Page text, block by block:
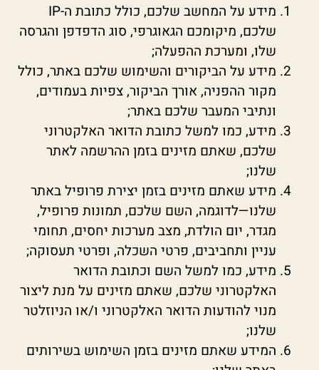
מידע על המחשב שלכם, כולל כתובת ה-IP
שלכם, מיקומכם הגאוגרפי, סוג הדפדפן והגרסה
שלו, ומערכת ההפעלה;
מידע על הביקורים והשימוש שלכם באתר, כולל
מקור ההפניה, אורך הביקור, צפיות בעמודים,
ונתיבי המעבר שלכם באתר;
מידע, כמו למשל כתובת הדואר האלקטרוני
שלכם, שאתם מזינים בזמן ההרשמה לאתר
שלנו;
מידע שאתם מזינים בזמן יצירת פרופיל באתר
שלנו—לדוגמה, השם שלכם, תמונות פרופיל,
מגדר, יום הולדת, מצב מערכות יחסים, תחומי
עניין ותחביבים, פרטי השכלה, ופרטי תעסוקה;
מידע, כמו למשל השם וכתובת הדואר
האלקטרוני שלכם, שאתם מזינים על מנת ליצור
מנוי להודעות הדואר האלקטרוני ו/או הניוזלטר
שלנו;
המידע שאתם מזינים בזמן השימוש בשירותים